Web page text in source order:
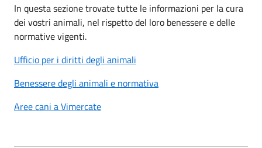
In questa sezione trovate tutte le informazioni per la cura
dei vostri animali, nel rispetto del loro benessere e delle
normative vigenti.
Ufficio per i diritti degli animali
Benessere degli animali e normativa
Aree cani a Vimercate